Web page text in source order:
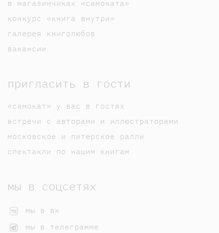
в магазинчиках «самоката»
конкурс «книга внутри»
галерея книголюбов
вакансии
пригласить в гости
«самокат» у вас в гостях
встречи с авторами и иллюстраторами
московское и питерское ралли
спектакли по нашим книгам
мы в соцсетях
мы в вк
мы в телеграмме